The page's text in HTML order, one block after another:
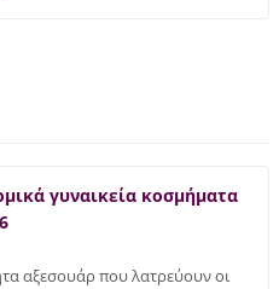
γυναικεία κοσμήματα
αξεσουάρ που λατρεύουν οι